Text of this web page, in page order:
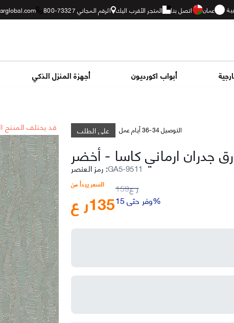
الرقم المجاني 73327-800 المتجر الأقرب اليك اتصل بنا عمان
أجهزة المنزل الذكي أبواب اكورديون
*قد يختلف المنتج على الطلب التوصيل 34-36 أيام عمل
جدران ارماني كاسا -أخضر
:GA5-9511
السعر يبدأ من
ر ع135
ر ع159
وفر حتى 15%